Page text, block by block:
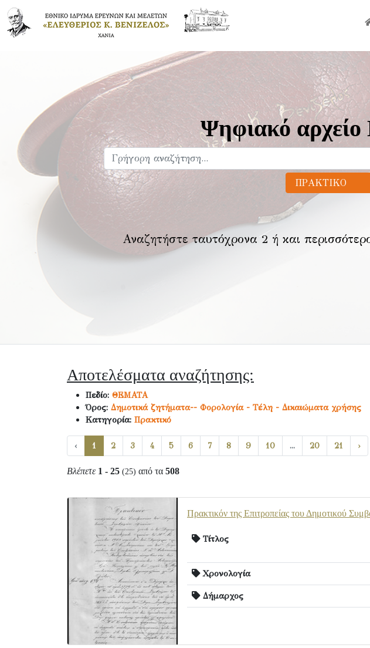
Ψηφιακό αρχείο
Αναζητήστε ταυτόχρονα 2 ή και
Αποτελέσματα αναζήτησης:
Πεδίο: ΘΕΜΑΤΑ
Όρος: Δημοτικά ζητήματα-- Φορολογία - Τέλη - Δικαιώματα χρήσης
Κατηγορία: Πρακτικό
‹ 1 2 3 4 5 6 7 8 9 10 ... 20 21 ›
Βλέπετε 1 - 25 (25) από τα 508
Πρακτικόν της Επιτροπείας του Δημοτικού
Τίτλος
Χρονολογία
Δήμαρχος